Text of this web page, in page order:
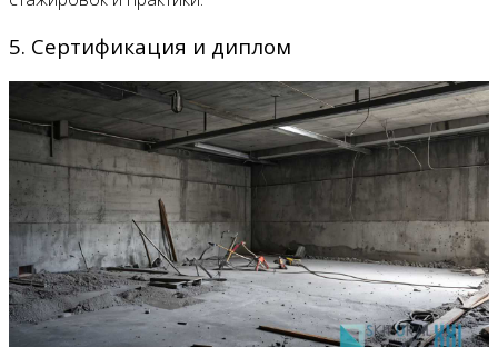
5. Сертификация и диплом